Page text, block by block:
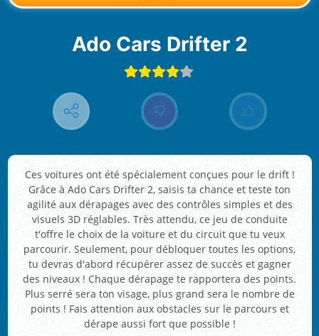
Ado Cars Drifter 2
Ces voitures ont été spécialement conçues pour le drift !
Grâce à Ado Cars Drifter 2, saisis ta chance et teste ton
agilité aux dérapages avec des contrôles simples et des
visuels 3D réglables. Très attendu, ce jeu de conduite
t'offre le choix de la voiture et du circuit que tu veux
parcourir. Seulement, pour débloquer toutes les options,
tu devras d'abord récupérer assez de succès et gagner
des niveaux ! Chaque dérapage te rapportera des points.
Plus serré sera ton visage, plus grand sera le nombre de
points ! Fais attention aux obstacles sur le parcours et
dérape aussi fort que possible !